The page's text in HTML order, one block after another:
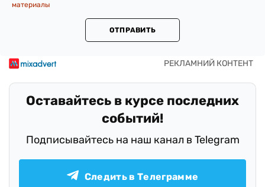
материалы
ОТПРАВИТЬ
Оставайтесь в курсе последних
событий!
Подписывайтесь на наш канал в Telegram
Следить в Телеграмме